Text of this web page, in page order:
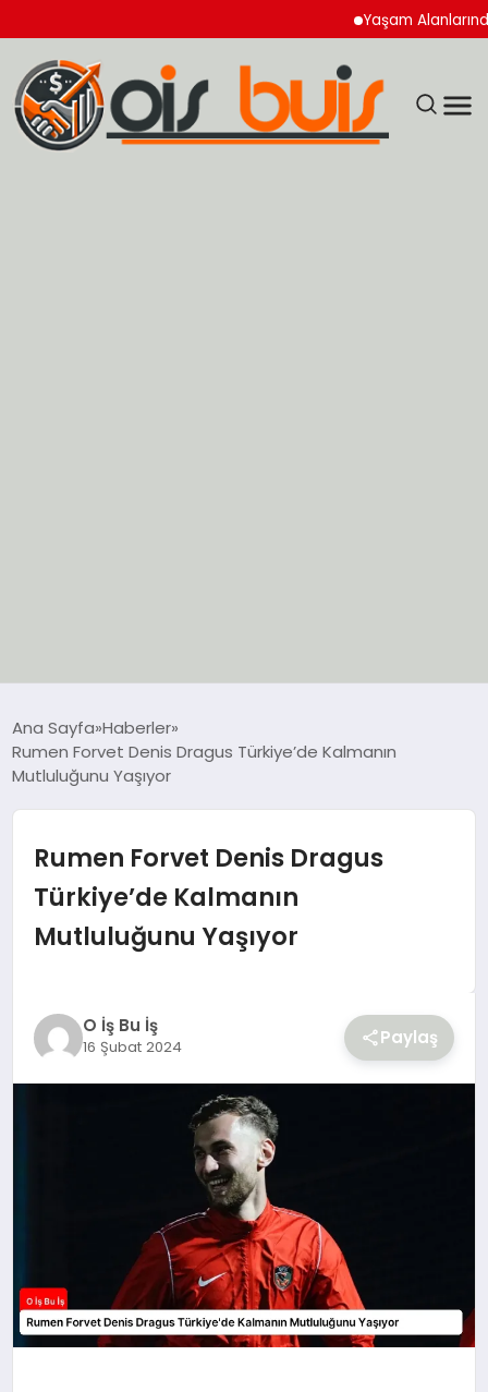
Yaşam Alanlarında
EKONOMİ
SPOR
Ana Sayfa Haberler
Rumen Forvet Denis Dragus Türkiye’de Kalmanın
Mutluluğunu Yaşıyor
Rumen Forvet Denis Dragus
Türkiye’de Kalmanın
Mutluluğunu Yaşıyor
O İş Bu İş
16 Şubat 2024 Paylaş